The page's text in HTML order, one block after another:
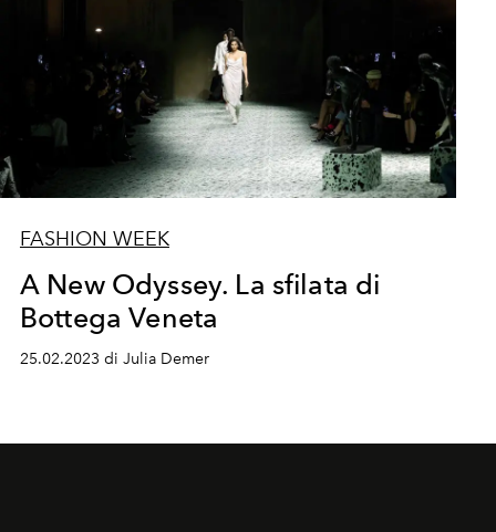
FASHION WEEK
A New Odyssey. La sfilata di
Bottega Veneta
25.02.2023 di Julia Demer